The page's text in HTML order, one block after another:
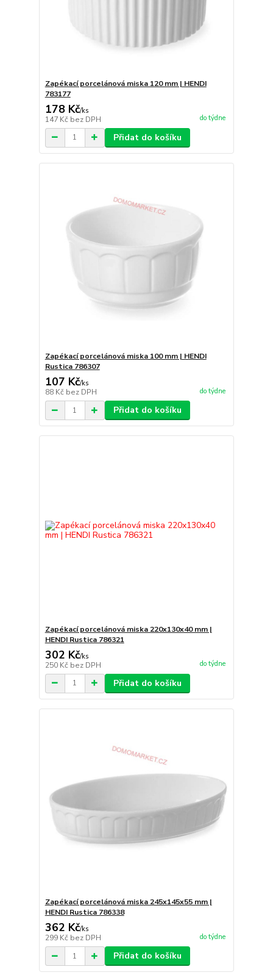
Zapékací porcelánová miska 120 mm | HENDI
783177
178 Kč/ks
147 Kč bez DPH do týdne
Přidat do košíku
Zapékací porcelánová miska 100 mm | HENDI
Rustica 786307
107 Kč/ks
88 Kč bez DPH do týdne
Přidat do košíku
Zapékací porcelánová miska 220x130x40 mm |
HENDI Rustica 786321
302 Kč/ks
250 Kč bez DPH do týdne
Přidat do košíku
Zapékací porcelánová miska 245x145x55 mm |
HENDI Rustica 786338
362 Kč/ks
299 Kč bez DPH do týdne
Přidat do košíku